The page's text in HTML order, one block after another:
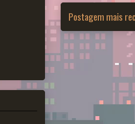
Postagem mais